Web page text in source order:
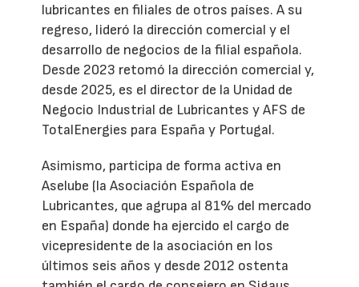
lubricantes en filiales de otros países. A su
regreso, lideró la dirección comercial y el
desarrollo de negocios de la filial española.
Desde 2023 retomó la dirección comercial y,
desde 2025, es el director de la Unidad de
Negocio Industrial de Lubricantes y AFS de
TotalEnergies para España y Portugal.
Asimismo, participa de forma activa en
Aselube (la Asociación Española de
Lubricantes, que agrupa al 81% del mercado
en España) donde ha ejercido el cargo de
vicepresidente de la asociación en los
últimos seis años y desde 2012 ostenta